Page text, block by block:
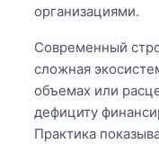
организациями.
Современный
сложная
объемах или
дефициту
Практика